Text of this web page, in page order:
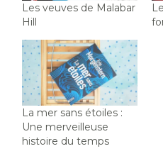
Les veuves de Malabar
Hill
La mer sans étoiles :
Une merveilleuse
histoire du temps